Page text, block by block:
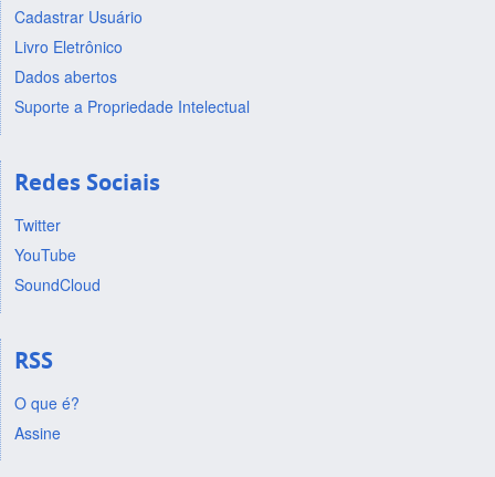
Cadastrar Usuário
Livro Eletrônico
Dados abertos
Suporte a Propriedade Intelectual
Redes Sociais
Twitter
YouTube
SoundCloud
RSS
O que é?
Assine